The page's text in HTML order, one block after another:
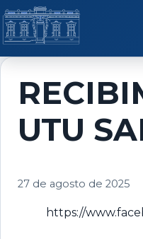
Saltar al contenido
UTU
27 de agosto de 2025
https://